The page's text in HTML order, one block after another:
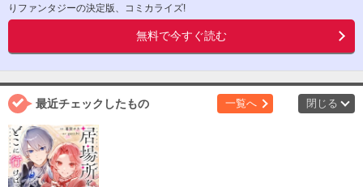
りファンタジーの決定版、コミカライズ!
無料で今すぐ読む
最近チェックしたもの 一覧へ 閉じる